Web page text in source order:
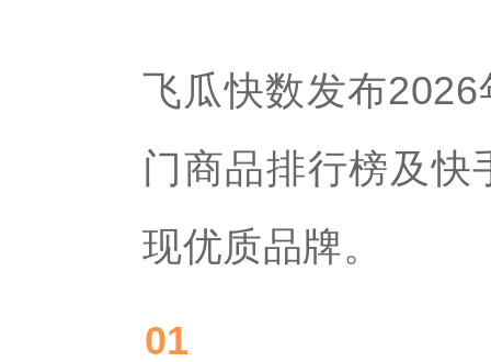
飞瓜快数发布
门商品排行榜及快
现优质品牌。
01